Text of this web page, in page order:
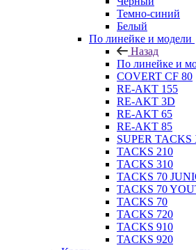
Темно-синий
Белый
По линейке и модели
Назад
По линейке и
COVERT CF 80
RE-AKT 155
RE-AKT 3D
RE-AKT 65
RE-AKT 85
SUPER TACKS
TACKS 210
TACKS 310
TACKS 70
TACKS 70
TACKS 70
TACKS 720
TACKS 910
TACKS 920